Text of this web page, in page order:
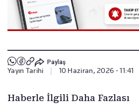
Paylaş
Yayın Tarihi 10 Haziran, 2026 - 11:41
Haberle İlgili Daha Fazlası